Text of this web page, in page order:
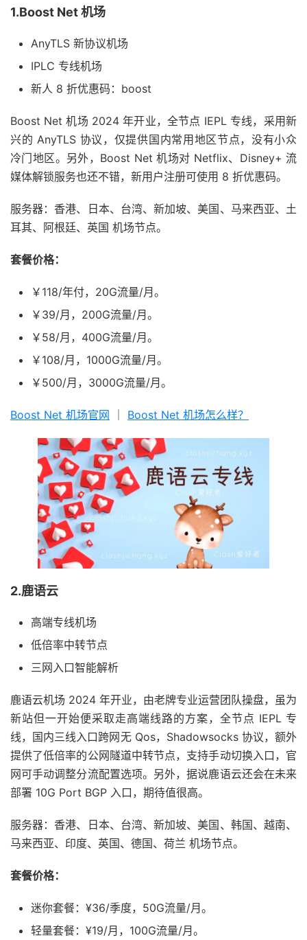
1.Boost Net 机场
AnyTLS 新协议机场
IPLC 专线机场
新人 8 折优惠码：boost
Boost Net 机场 2024 年开业，全节点 IEPL 专线，采用新
兴的 AnyTLS 协议，仅提供国内常用地区节点，没有小众
冷门地区。另外，Boost Net 机场对 Netflix、Disney+ 流
媒体解锁服务也还不错，新用户注册可使用 8 折优惠码。
服务器：香港、日本、台湾、新加坡、美国、马来西亚、土
耳其、阿根廷、英国 机场节点。
套餐价格：
￥118/年付，20G流量/月。
￥39/月，200G流量/月。
￥58/月，400G流量/月。
￥108/月，1000G流量/月。
￥500/月，3000G流量/月。
Boost Net 机场官网 Boost Net 机场怎么样？
2.鹿语云
高端专线机场
低倍率中转节点
三网入口智能解析
鹿语云机场 2024 年开业，由老牌专业运营团队操盘，虽为
新站但一开始便采取走高端线路的方案，全节点 IEPL 专
线，国内三线入口跨网无 Qos，Shadowsocks 协议，额外
提供了低倍率的公网隧道中转节点，支持手动切换入口，官
网可手动调整分流配置选项。另外，据说鹿语云还会在未来
部署 10G Port BGP 入口，期待值很高。
服务器：香港、日本、台湾、新加坡、美国、韩国、越南、
马来西亚、印度、英国、德国、荷兰 机场节点。
套餐价格：
迷你套餐：¥36/季度，50G流量/月。
轻量套餐：¥19/月，100G流量/月。